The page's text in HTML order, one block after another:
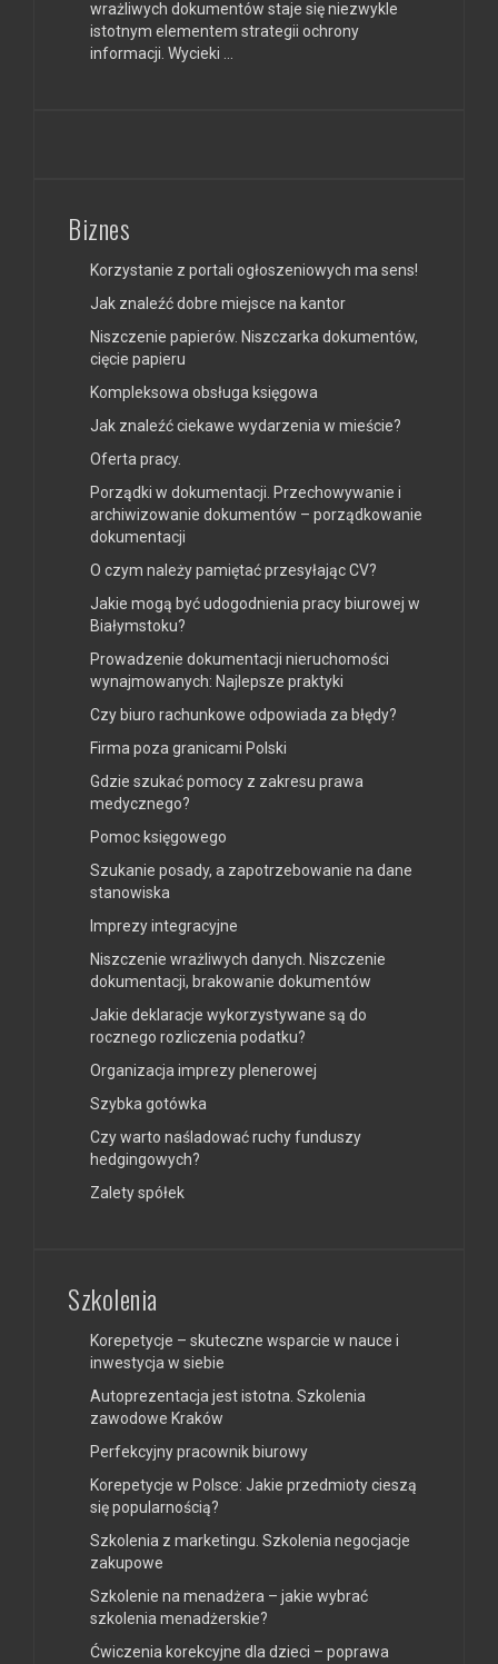
wrażliwych dokumentów staje się niezwykle
istotnym elementem strategii ochrony
informacji. Wycieki …
Biznes
Korzystanie z portali ogłoszeniowych ma sens!
Jak znaleźć dobre miejsce na kantor
Niszczenie papierów. Niszczarka dokumentów,
cięcie papieru
Kompleksowa obsługa księgowa
Jak znaleźć ciekawe wydarzenia w mieście?
Oferta pracy.
Porządki w dokumentacji. Przechowywanie i
archiwizowanie dokumentów – porządkowanie
dokumentacji
O czym należy pamiętać przesyłając CV?
Jakie mogą być udogodnienia pracy biurowej w
Białymstoku?
Prowadzenie dokumentacji nieruchomości
wynajmowanych: Najlepsze praktyki
Czy biuro rachunkowe odpowiada za błędy?
Firma poza granicami Polski
Gdzie szukać pomocy z zakresu prawa
medycznego?
Pomoc księgowego
Szukanie posady, a zapotrzebowanie na dane
stanowiska
Imprezy integracyjne
Niszczenie wrażliwych danych. Niszczenie
dokumentacji, brakowanie dokumentów
Jakie deklaracje wykorzystywane są do
rocznego rozliczenia podatku?
Organizacja imprezy plenerowej
Szybka gotówka
Czy warto naśladować ruchy funduszy
hedgingowych?
Zalety spółek
Szkolenia
Korepetycje – skuteczne wsparcie w nauce i
inwestycja w siebie
Autoprezentacja jest istotna. Szkolenia
zawodowe Kraków
Perfekcyjny pracownik biurowy
Korepetycje w Polsce: Jakie przedmioty cieszą
się popularnością?
Szkolenia z marketingu. Szkolenia negocjacje
zakupowe
Szkolenie na menadżera – jakie wybrać
szkolenia menadżerskie?
Ćwiczenia korekcyjne dla dzieci – poprawa